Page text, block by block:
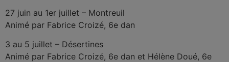
27 juin au 1er juillet – Montreuil
Animé par Fabrice Croizé, 6e dan
3 au 5 juillet – Désertines
Animé par Fabrice Croizé, 6e dan et Hélène Doué, 6e